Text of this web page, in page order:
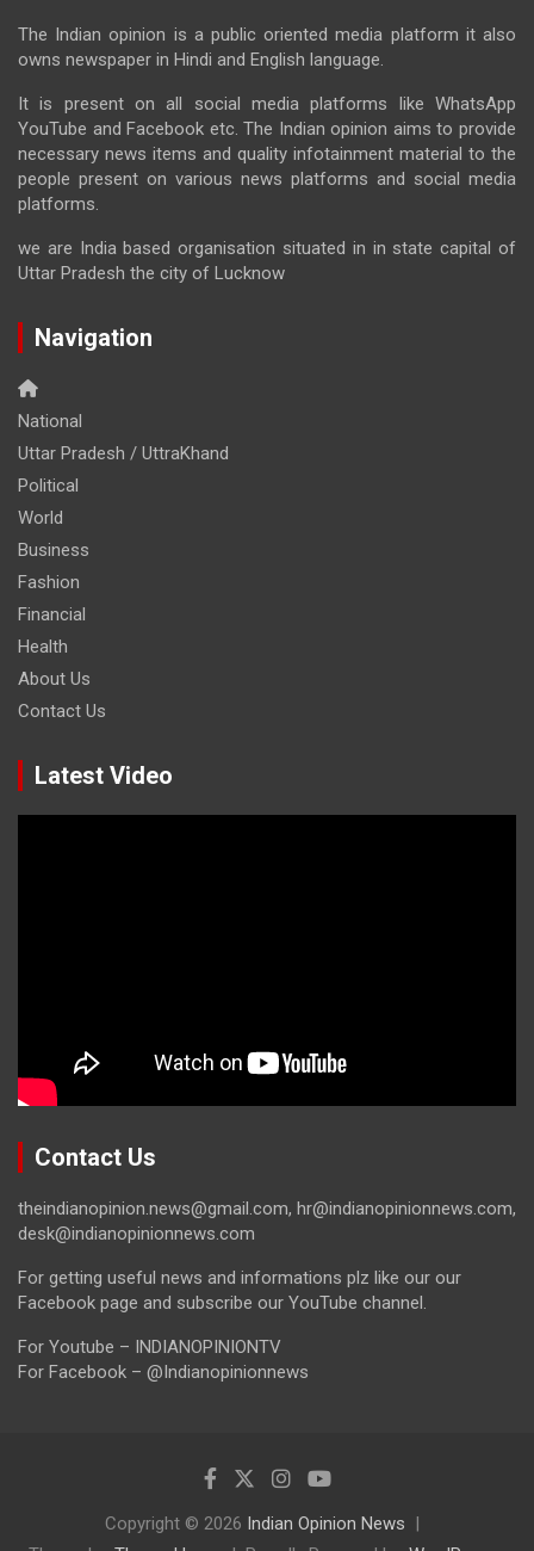
The Indian opinion is a public oriented media platform it also
owns newspaper in Hindi and English language.
It is present on all social media platforms like WhatsApp
YouTube and Facebook etc. The Indian opinion aims to provide
necessary news items and quality infotainment material to the
people present on various news platforms and social media
platforms.
we are India based organisation situated in in state capital of
Uttar Pradesh the city of Lucknow
Navigation
National
Uttar Pradesh / UttraKhand
Political
World
Business
Fashion
Financial
Health
About Us
Contact Us
Latest Video
Contact Us
theindianopinion.news@gmail.com, hr@indianopinionnews.com,
desk@indianopinionnews.com
For getting useful news and informations plz like our our
Facebook page and subscribe our YouTube channel.
For Youtube – INDIANOPINIONTV
For Facebook – @Indianopinionnews
Copyright © 2026 Indian Opinion News